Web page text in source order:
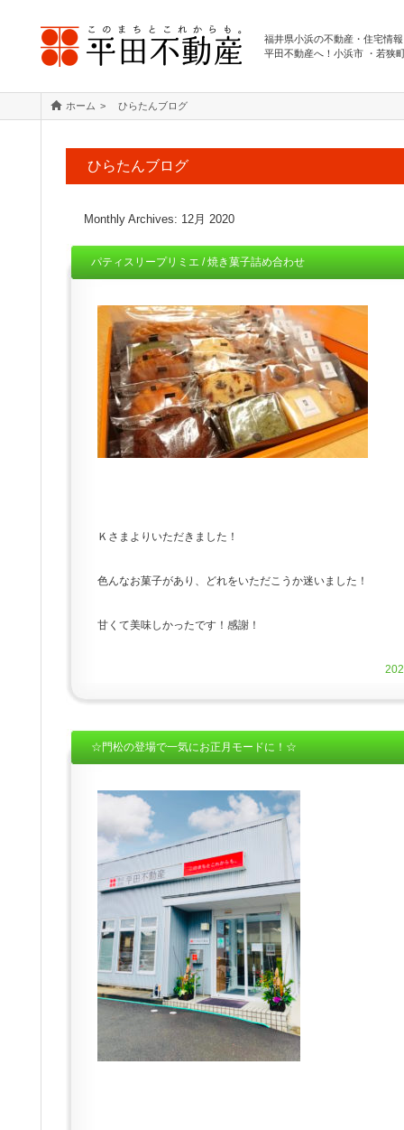
福井県小浜の不動産・住宅情
平田不動産へ！小浜市 ・若狭
ホーム ひらたんブログ
ひらたんブログ
Monthly Archives: 12月 2020
パティスリープリミエ / 焼き菓子詰め合わせ
Ｋさまよりいただきました！
色んなお菓子があり、どれをいただこうか迷いました！
甘くて美味しかったです！感謝！
☆門松の登場で一気にお正月モードに！☆